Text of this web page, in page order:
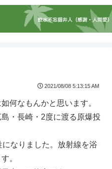
2021/08/08 5:13:15 AM
何なもんかと思います。
・長崎・2度に渡る原爆投
なりました。放射線を浴
。